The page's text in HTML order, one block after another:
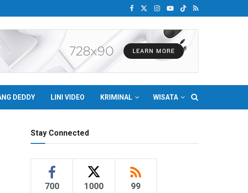
DEDDY LINI VIDEO KRIMINAL WISATA
Stay Connected
700 1000 99